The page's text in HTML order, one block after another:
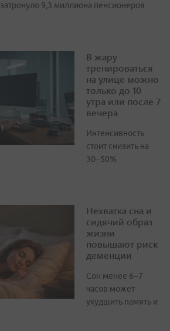
9,3 миллиона пенсионеров
В жару
тренироваться
на улице можно
только до 10
утра или после 7
вечера
Интенсивность
стоит снизить на
30–50%
Нехватка сна и
сидячий образ
жизни
повышают риск
деменции
Сон менее 6–7
часов может
ухудшить память и